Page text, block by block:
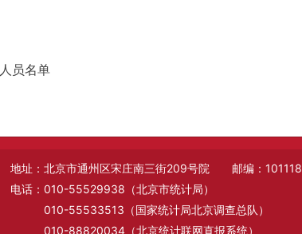
员名单
地址：北京市通州区宋庄南三街209号院 邮编：101118
电话：010-55529938（北京市统计局）
010-55533513（国家统计局北京调查总队）
010-88820034（北京统计联网直报系统）